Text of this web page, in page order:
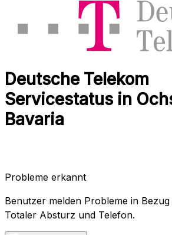
Deutsche Telekom
Servicestatus in
Bavaria
Probleme erkannt
Benutzer melden Probleme in
Totaler Absturz und Telefon.